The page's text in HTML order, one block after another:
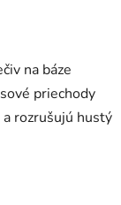
na báze
priechody
rozrušujú hustý